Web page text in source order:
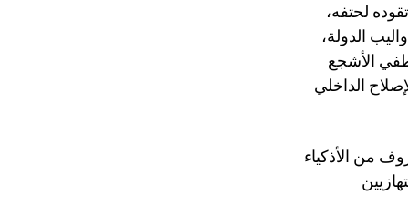
لحتفه،
الدولة،
الأشجع
الداخلي
من الأذكياء